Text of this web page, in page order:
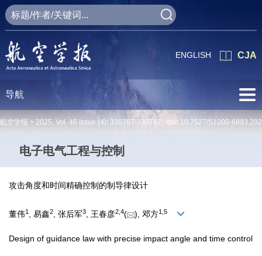
CJA
ENGLISH
导航
航空学报 > 2025, Vol. 46 Issue (4): 330787-330787 doi: 10.7527/S1000-
电子电气工程与控制
攻击角度和时间精确控制的制导律设计
董伟1 , 易鑫2, 张后军3, 王春彦2 4( ), 邓方1 5
Design of guidance law with precise impact angle and time control